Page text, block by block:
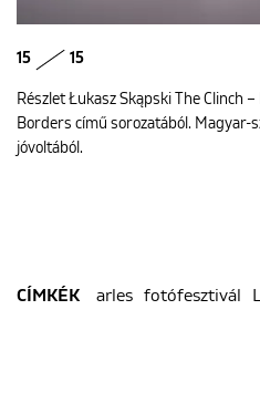
15 15
Részlet Łukasz Skąpski The Clinch
Borders című sorozatából. Magyar-
jóvoltából.
CÍMKÉK arles fotófesztivál